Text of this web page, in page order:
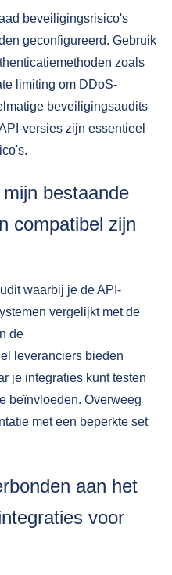
beveiligingsrisico's
geconfigureerd. Gebruik
zoals
limiting om DDoS-
beveiligingsaudits
versies zijn essentieel
bestaande
compatibel zijn
waarbij je de API-
vergelijkt met de
de
leveranciers bieden
je integraties kunt testen
beïnvloeden. Overweeg
met een beperkte set
aan het
voor